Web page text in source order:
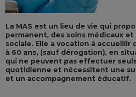
La MAS est un lieu de vie qui
permanent, des soins médicaux
sociale. Elle a vocation à accueillir
à 60 ans, (sauf dérogation), en
qui ne peuvent pas effectuer
quotidienne et nécessitent une
et un accompagnement éducatif.